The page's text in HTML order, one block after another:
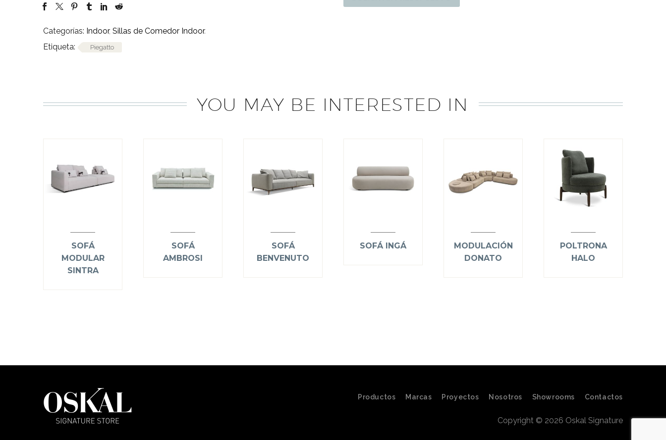
Categorías: Indoor, Sillas de Comedor Indoor.
Etiqueta:
Piegatto
YOU MAY BE INTERESTED IN
SOFÁ
MODULAR
SINTRA
SOFÁ
AMBROSI
SOFÁ
BENVENUTO
SOFÁ INGÁ
MODULACIÓN
DONATO
POLTRONA
HALO
Productos Marcas Proyectos Nosotros Showrooms Contactos
Copyright © 2026 Oskal Signature